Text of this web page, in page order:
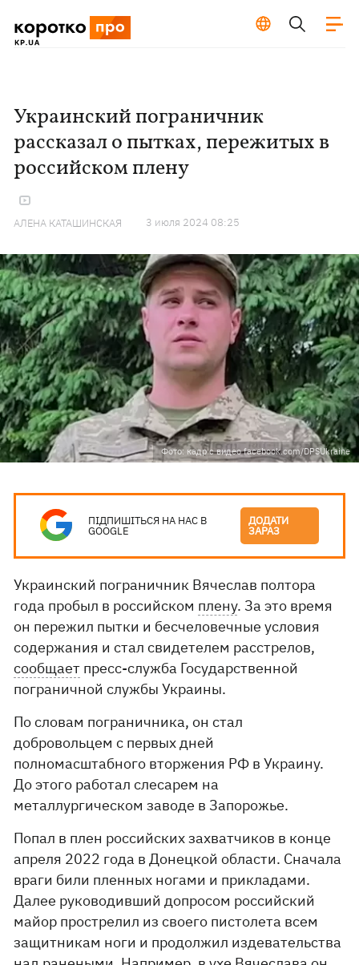
Украинский пограничник
рассказал о пытках, пережитых в
российском плену
АЛЕНА КАТАШИНСКАЯ 3 июля 2024 08:25
Фото: кадр с видео facebook.com/DPSUkraine
ПІДПИШІТЬСЯ НА НАС В
GOOGLE
ДОДАТИ
ЗАРАЗ
Украинский пограничник Вячеслав полтора
года пробыл в российском плену. За это время
он пережил пытки и бесчеловечные условия
содержания и стал свидетелем расстрелов,
сообщает пресс-служба Государственной
пограничной службы Украины.
По словам пограничника, он стал
добровольцем с первых дней
полномасштабного вторжения РФ в Украину.
До этого работал слесарем на
металлургическом заводе в Запорожье.
Попал в плен российских захватчиков в конце
апреля 2022 года в Донецкой области. Сначала
враги били пленных ногами и прикладами.
Далее руководивший допросом российский
майор прострелил из своего пистолета всем
защитникам ноги и продолжил издевательства